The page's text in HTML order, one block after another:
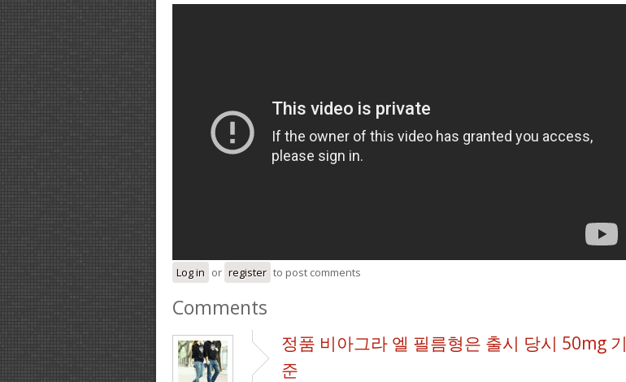
Log in or register to post comments
Comments
정품 비아그라 엘 필름형은 출시 당시 50mg 기
준